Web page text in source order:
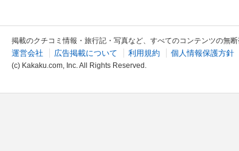
掲載のクチコミ情報・旅行記・写真など、すべてのコンテンツの無
運営会社 広告掲載について 利用規約 個人情報保護方針
(c) Kakaku.com, Inc. All Rights Reserved.